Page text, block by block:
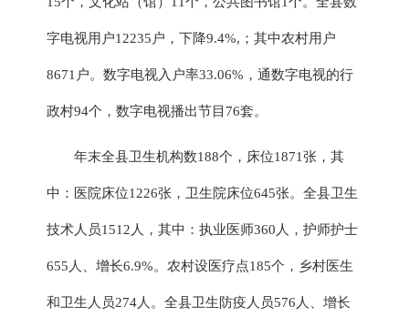
字电视用户12235 户， 下降9.4%,； 其中农村用户
8671 户。 数字电视入户率33.06%，通数字电视的行
政村94个，数字电视播出节目 76套。
年末全县卫生机构数188个，床位1871张，其
中：医院床位1226张， 卫生院床位645张。全县卫生
技术人员1512 人，其中： 执业医师360 人，护师护士
655 人、增长6.9%。农村设医疗点185个，乡村医生
和卫生人员274人。 全县卫生防疫人员576人、增长